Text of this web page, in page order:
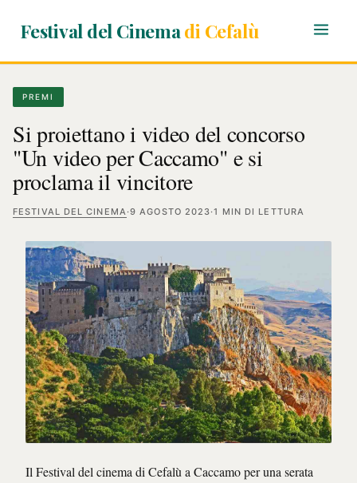
Festival del Cinemadi Cefalù
PREMI
Si proiettano i video del concorso
"Un video per Caccamo" e si
proclama il vincitore
FESTIVAL DEL CINEMA·9 AGOSTO 2023·1 MIN DI LETTURA
Il Festival del cinema di Cefalù a Caccamo per una serata